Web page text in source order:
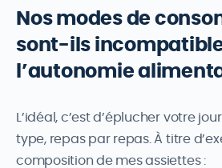
Nos modes de
sont-ils
l’autonomie
L’idéal, c’est d’éplucher votre
type, repas par repas. À titre
composition de mes assiettes :